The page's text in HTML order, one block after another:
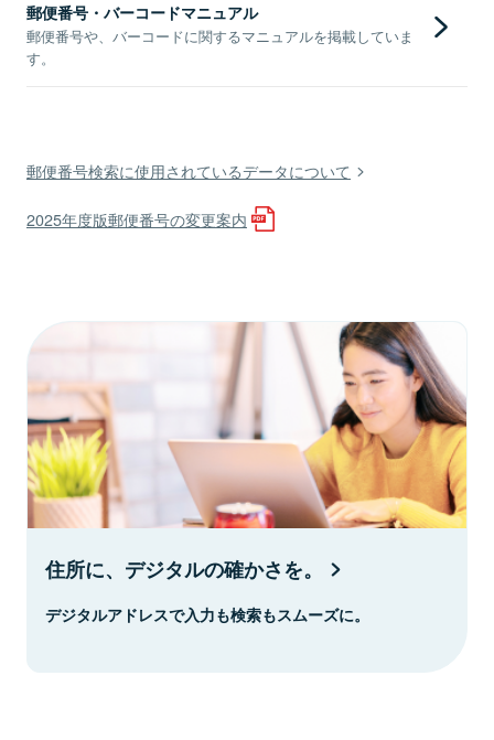
郵便番号・バーコードマニュアル
郵便番号や、バーコードに関するマニュアルを掲載していま
す。
郵便番号検索に使用されているデータについて
2025年度版郵便番号の変更案内
住所に、デジタルの確かさを。
デジタルアドレスで入力も検索もスムーズに。